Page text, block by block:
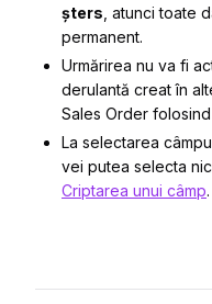
șters, atunci toate
permanent.
Urmărirea nu va fi
derulantă creat în
Sales Order
La selectarea
vei putea selecta
Criptarea unui câmp.